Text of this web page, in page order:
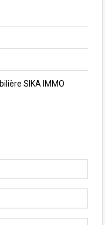
SIKA IMMO